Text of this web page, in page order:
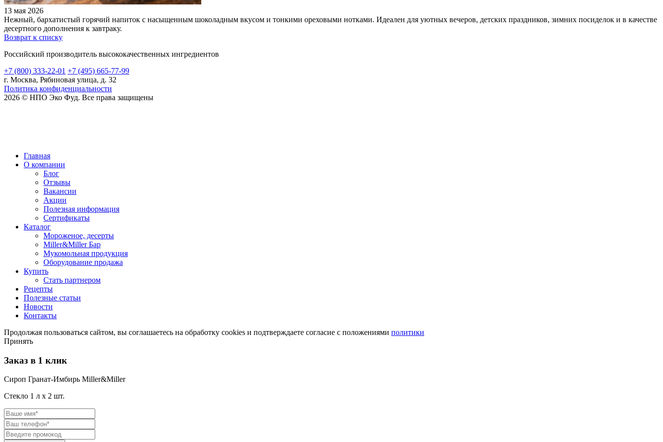
13 мая 2026
Нежный, бархатистый горячий напиток с насыщенным шоколадным вкусом и тонкими ореховыми нотками. Идеален для уютных вечеров, детских праздников, зимних посиделок и в качестве
десертного дополнения к завтраку.
Возврат к списку
Российский производитель высококачественных ингредиентов
+7 (800) 333-22-01 +7 (495) 665-77-99
г. Москва, Рябиновая улица, д. 32
Политика конфиденциальности
2026 © НПО Эко Фуд. Все права защищены
Главная
О компании
Блог
Отзывы
Вакансии
Акции
Полезная информация
Сертификаты
Каталог
Мороженое, десерты
Miller&Miller Бар
Мукомольная продукция
Оборудование продажа
Купить
Стать партнером
Рецепты
Полезные статьи
Новости
Контакты
Продолжая пользоваться сайтом, вы соглашаетесь на обработку cookies и подтверждаете согласие с положениями политики
Принять
Заказ в 1 клик
Сироп Гранат-Имбирь Miller&Miller
Стекло 1 л х 2 шт.